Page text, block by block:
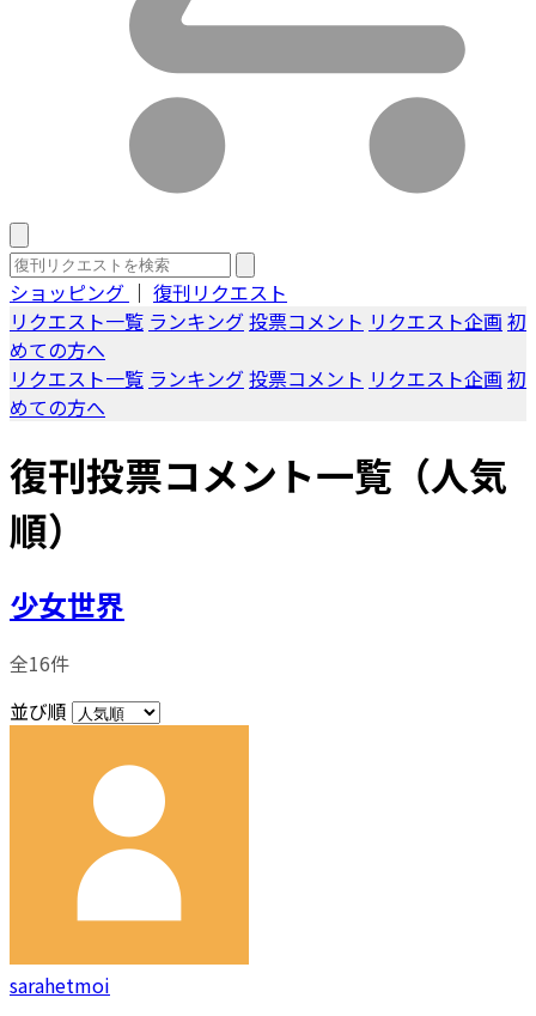
ショッピング ｜ 復刊リクエスト
リクエスト一覧 ランキング投票コメント リクエスト企画 初
めての方へ
リクエスト一覧 ランキング投票コメント リクエスト企画 初
めての方へ
復刊投票コメント一覧（人気
順）
少女世界
全16件
並び順
sarahetmoi